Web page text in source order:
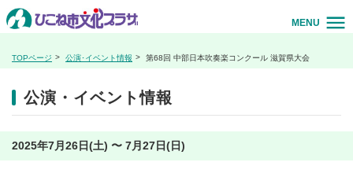
MENU
TOPページ 公演･イベント情報 第68回 中部日本吹奏楽コンクール 滋賀県大会
公演・イベント情報
2025年7月26日(土) 〜 7月27日(日)